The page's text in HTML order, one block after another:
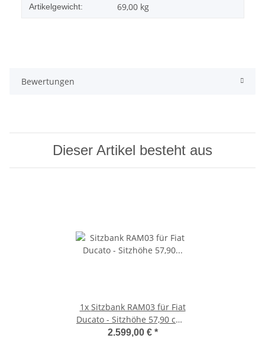
Artikelgewicht: 69,00 kg
Bewertungen
Dieser Artikel besteht aus
1x Sitzbank RAM03 für Fiat
Ducato - Sitzhöhe 57,90 cm -
2 komfortable Einzelsitze
2.599,00 € *